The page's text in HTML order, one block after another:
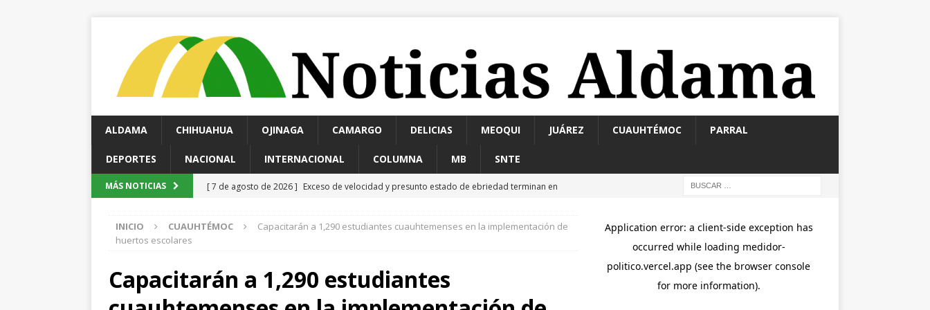
ALDAMA CHIHUAHUA OJINAGA CAMARGO DELICIAS MEOQUI JUÁREZ CUAUHTÉMOC PARRAL
DEPORTES NACIONAL INTERNACIONAL COLUMNA MB SNTE
MÁS NOTICIAS [ 7 de agosto de 2026 ] Exceso de velocidad y presunto estado de ebriedad terminan en
[ 7 de agosto de 2026 ] Hombre resulta lesionado tras caer de un balcón en Infonavit
[ 7 de agosto de 2026 ] Reglas claras consolidarían la unidad en el PAN: Rafa Loera
ESTATAL
INICIO CUAUHTÉMOC
Capacitarán a 1,290 estudiantes cuauhtemenses en la implementación de
huertos escolares
Capacitarán a 1,290 estudiantes